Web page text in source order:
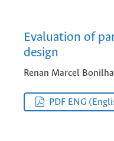
Evaluation of
design
Renan Marcel
PDF ENG